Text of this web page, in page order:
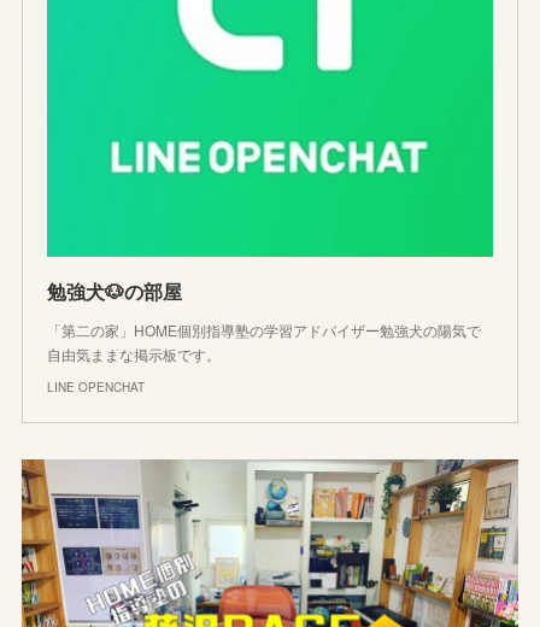
勉強犬🐶の部屋
「第二の家」HOME個別指導塾の学習アドバイザー勉強犬の陽気で
自由気ままな掲示板です。
LINE OPENCHAT